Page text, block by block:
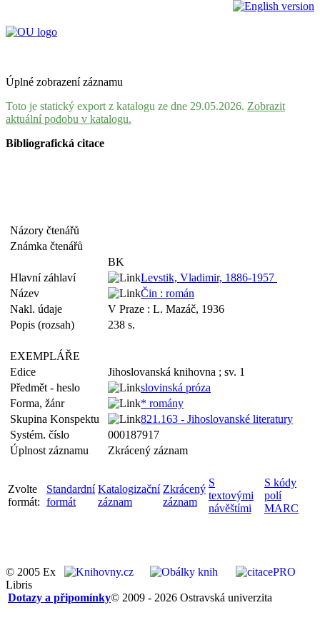
Úplné zobrazení záznamu
Toto je statický export z katalogu ze dne 29.05.2026. Zobrazit
aktuální podobu v katalogu.
Bibliografická citace
Názory čtenářů
Známka čtenářů
BK
Hlavní záhlaví
Levstik, Vladimir, 1886-1957
Název
Čin : román
Nakl. údaje
V Praze : L. Mazáč, 1936
Popis (rozsah)
238 s.
EXEMPLÁŘE
Edice
Jihoslovanská knihovna ; sv. 1
Předmět - heslo
slovinská próza
Forma, žánr
* romány
Skupina Konspektu
821.163 - Jihoslovanské literatury
Systém. číslo
000187917
Úplnost záznamu
Zkrácený záznam
Zvolte
formát:
Standardní
formát
Katalogizační
záznam
Zkrácený
záznam
S
textovými
návěštími
S kódy
polí
MARC
© 2005 Ex
Libris
© 2009 - 2026 Ostravská univerzita
Dotazy a připomínky